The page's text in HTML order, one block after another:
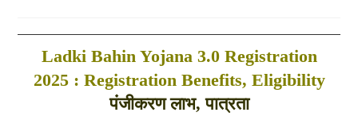
Ladki Bahin Yojana 3.0 Registration
2025 : Registration Benefits, Eligibility
पंजीकरण लाभ, पात्रता